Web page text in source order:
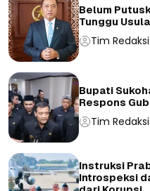
Belum
Tunggu
Tim Redaksi
Bupati
Respons
Tim Redaksi
Instruksi
Introspeksi